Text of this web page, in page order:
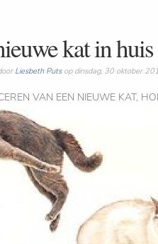
kat in huis
Liesbeth Putsop dinsdag, 30 oktober
VAN EEN NIEUWE KAT,